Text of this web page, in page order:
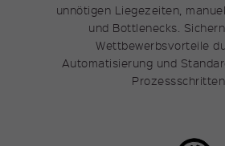
unnötigen Liegezeiten,
und Bottlenecks.
Wettbewerbsvorteile
Automatisierung und
Kurzlebige
von Daten für
verwendet